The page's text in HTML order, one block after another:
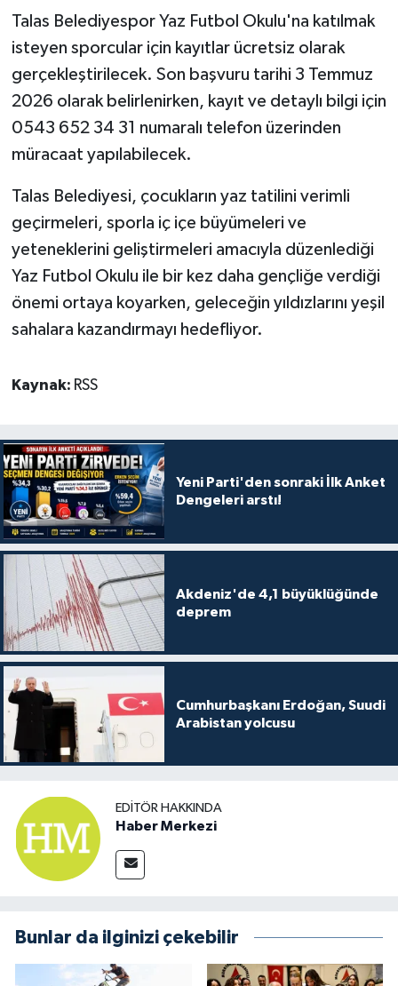
Talas Belediyespor Yaz Futbol Okulu'na katılmak
isteyen sporcular için kayıtlar ücretsiz olarak
gerçekleştirilecek. Son başvuru tarihi 3 Temmuz
2026 olarak belirlenirken, kayıt ve detaylı bilgi için
0543 652 34 31 numaralı telefon üzerinden
müracaat yapılabilecek.
Talas Belediyesi, çocukların yaz tatilini verimli
geçirmeleri, sporla iç içe büyümeleri ve
yeteneklerini geliştirmeleri amacıyla düzenlediği
Yaz Futbol Okulu ile bir kez daha gençliğe verdiği
önemi ortaya koyarken, geleceğin yıldızlarını yeşil
sahalara kazandırmayı hedefliyor.
Kaynak: RSS
Yeni Parti'den sonraki İlk Anket
Dengeleri arstı!
Akdeniz'de 4,1 büyüklüğünde
deprem
Cumhurbaşkanı Erdoğan, Suudi
Arabistan yolcusu
EDITÖR HAKKINDA
Haber Merkezi
Bunlar da ilginizi çekebilir